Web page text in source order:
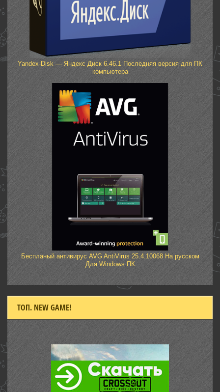
Yandex-Disk — Яндекс Диск 6.46.1 Последняя версия для ПК
компьютера
Беспланый антивирус AVG AntiVirus 25.4.10068 На русском
Для Windows ПК
ТОП. NEW GAME!